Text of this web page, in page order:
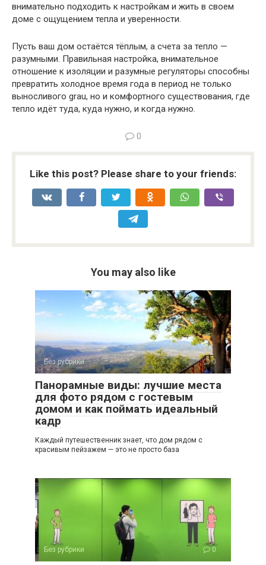
внимательно подходить к настройкам и жить в своем
доме с ощущением тепла и уверенности.
Пусть ваш дом остаётся тёплым, а счета за тепло —
разумными. Правильная настройка, внимательное
отношение к изоляции и разумные регуляторы способны
превратить холодное время года в период не только
выносливого grau, но и комфортного существования, где
тепло идёт туда, куда нужно, и когда нужно.
0
Like this post? Please share to your friends:
You may also like
Без рубрики 0
Панорамные виды: лучшие места
для фото рядом с гостевым
домом и как поймать идеальный
кадр
Каждый путешественник знает, что дом рядом с
красивым пейзажем — это не просто база
Без рубрики 0